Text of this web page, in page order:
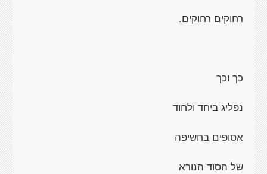
רחוקים רחוקים.
כך וכך
נפליג ביחד ולחוד
אסופים בחשיפה
של הסוד הנורא